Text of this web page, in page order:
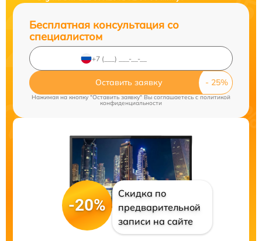
Бесплатная консультация со
специалистом
Оставить заявку
Нажимая на кнопку "Оставить заявку" Вы соглашаетесь c политикой
конфиденциальности
-20%
Скидка по
предварительной
записи на сайте